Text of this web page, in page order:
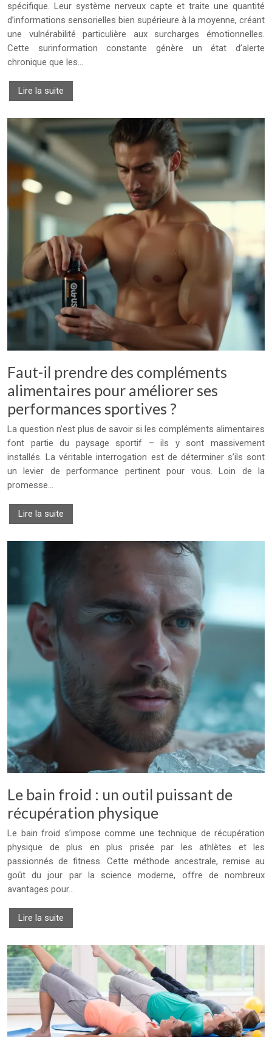
spécifique. Leur système nerveux capte et traite une quantité
d’informations sensorielles bien supérieure à la moyenne, créant
une vulnérabilité particulière aux surcharges émotionnelles.
Cette surinformation constante génère un état d’alerte
chronique que les…
Lire la suite
Faut-il prendre des compléments
alimentaires pour améliorer ses
performances sportives ?
La question n’est plus de savoir si les compléments alimentaires
font partie du paysage sportif – ils y sont massivement
installés. La véritable interrogation est de déterminer s’ils sont
un levier de performance pertinent pour vous. Loin de la
promesse…
Lire la suite
Le bain froid : un outil puissant de
récupération physique
Le bain froid s’impose comme une technique de récupération
physique de plus en plus prisée par les athlètes et les
passionnés de fitness. Cette méthode ancestrale, remise au
goût du jour par la science moderne, offre de nombreux
avantages pour…
Lire la suite